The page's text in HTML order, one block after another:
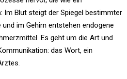
Im Blut steigt der Spiegel bestimmter
im Gehirn entstehen endogene
Es geht um die Art und
das Wort, ein